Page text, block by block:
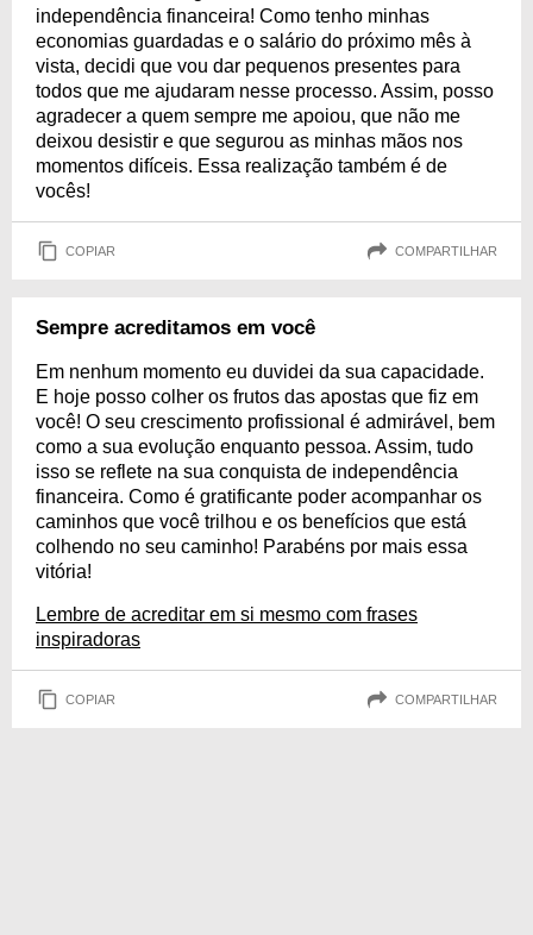
independência financeira! Como tenho minhas
economias guardadas e o salário do próximo mês à
vista, decidi que vou dar pequenos presentes para
todos que me ajudaram nesse processo. Assim, posso
agradecer a quem sempre me apoiou, que não me
deixou desistir e que segurou as minhas mãos nos
momentos difíceis. Essa realização também é de
vocês!
COPIAR COMPARTILHAR
Sempre acreditamos em você
Em nenhum momento eu duvidei da sua capacidade.
E hoje posso colher os frutos das apostas que fiz em
você! O seu crescimento profissional é admirável, bem
como a sua evolução enquanto pessoa. Assim, tudo
isso se reflete na sua conquista de independência
financeira. Como é gratificante poder acompanhar os
caminhos que você trilhou e os benefícios que está
colhendo no seu caminho! Parabéns por mais essa
vitória!
Lembre de acreditar em si mesmo com frases
inspiradoras
COPIAR COMPARTILHAR